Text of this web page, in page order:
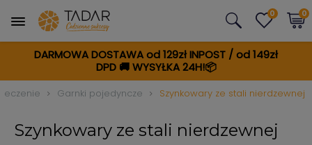
DARMOWA DOSTAWA od 129zł INPOST / od 149zł
DPD🚚WYSYŁKA 24H!📦
0 0
Garnki pojedyncze Szynkowary ze stali nierdzewnej
Szynkowary ze stali nierdzewnej